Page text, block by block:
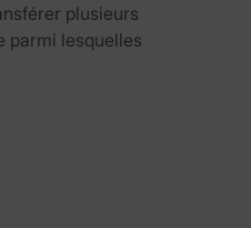
plusieurs
parmi lesquelles